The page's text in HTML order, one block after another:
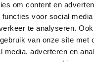
om content en
voor social
te analyseren.
van onze site met
media, adverteren en
introductie en geef de
of werkzoekend